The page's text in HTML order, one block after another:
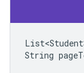
String